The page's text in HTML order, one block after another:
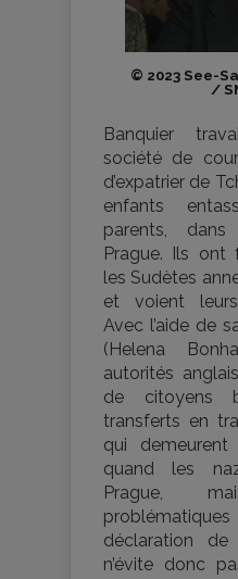
© 2023 See-
/
Banquier
société de
d’expatrier de
enfants
parents,
Prague. Ils ont
les Sudètes
et voient
Avec l’aide de
(Helena
autorités
de citoyens
transferts en
qui demeurent
quand les
Prague,
déclaration de
n’évite donc